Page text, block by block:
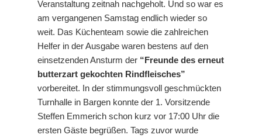
Veranstaltung zeitnah nachgeholt. Und so war es
am vergangenen Samstag endlich wieder so
weit. Das Küchenteam sowie die zahlreichen
Helfer in der Ausgabe waren bestens auf den
einsetzenden Ansturm der “Freunde des erneut
butterzart gekochten Rindfleisches”
vorbereitet. In der stimmungsvoll geschmückten
Turnhalle in Bargen konnte der 1. Vorsitzende
Steffen Emmerich schon kurz vor 17:00 Uhr die
ersten Gäste begrüßen. Tags zuvor wurde